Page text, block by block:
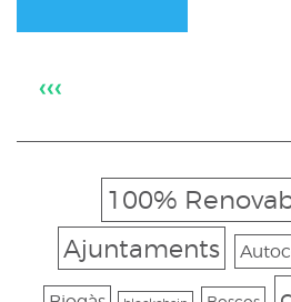
‹‹‹
100%
Ajuntaments